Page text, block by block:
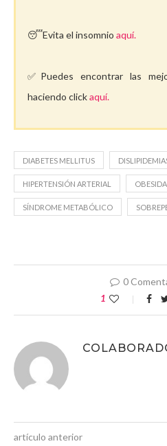
😴Evita el insomnio aquí.
✅Puedes encontrar las
haciendo clickaquí.
DIABETES MELLITUS
HIPERTENSIÓN ARTERIAL
SÍNDROME METABÓLICO
0
1
artículo anterior